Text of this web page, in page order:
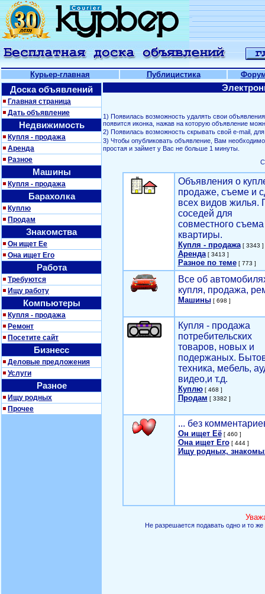
Курьер-главная Публицистика
Доска объявлений
Главная страница
Дать объявление
Недвижимость
Купля - продажа
Аренда
Разное
Машины
Купля - продажа
Барахолка
Куплю
Продам
Знакомства
Он ищет Ее
Она ищет Его
Работа
Требуются
Ищу работу
Компьютеры
Купля - продажа
Ремонт
Посетите сайт
Бизнесс
Деловые предложения
Услуги
Разное
Ищу родных
Прочее
1) Появилась возможность удалять свои
появится иконка, нажав на которую объявление
2) Появилась возможность скрывать свой е-mail,
3) Чтобы опубликовать объявление, Вам
простая и займет у Вас не больше 1 минуты.
Объявления о
продаже, съеме и
всех видов жилья.
соседей для
совместного съема
квартиры.
Купля - продажа[ 3343 ]
Аренда[ 3413 ]
Разное по теме[ 773 ]
Все об
купля, продажа,
Машины[ 698 ]
Купля - продажа
потребительских
товаров, новых и
подержаных.
техника, мебель,
видео,и т.д.
Куплю[ 468 ]
Продам [ 3382 ]
... без
Он ищет Её[ 460 ]
Она ищет Его[ 444 ]
Ищу родных,
Не разрешается подавать одно и то